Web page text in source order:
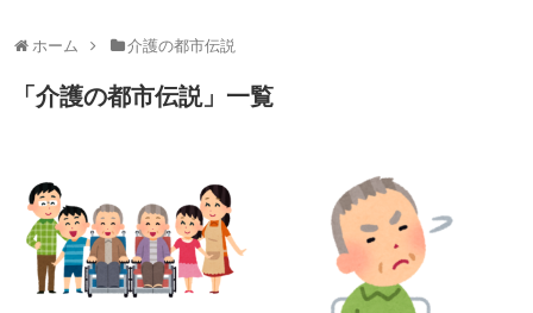
ホーム 介護の都市伝説
「 介護の都市伝説」 一覧